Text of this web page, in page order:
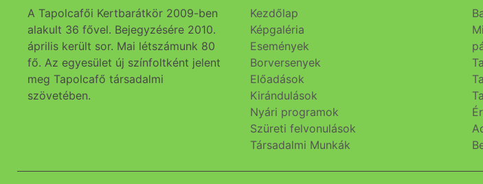
A Tapolcafői Kertbarátkör 2009-ben
alakult 36 fővel. Bejegyzésére 2010.
április került sor. Mai létszámunk 80
fő. Az egyesület új színfoltként jelent
meg Tapolcafő társadalmi
szövetében.
Kezdőlap
Képgaléria
Események
Borversenyek
Előadások
Kirándulások
Nyári programok
Szüreti felvonulások
Társadalmi Munkák